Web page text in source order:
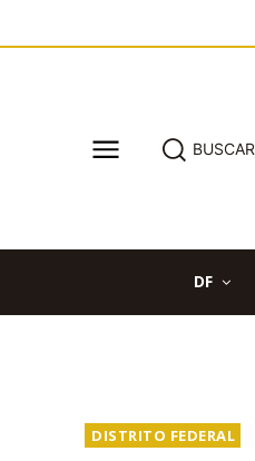
BUSCAR
DF
DISTRITO FEDERAL